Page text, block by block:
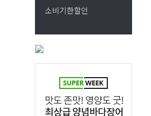
소비기한할인